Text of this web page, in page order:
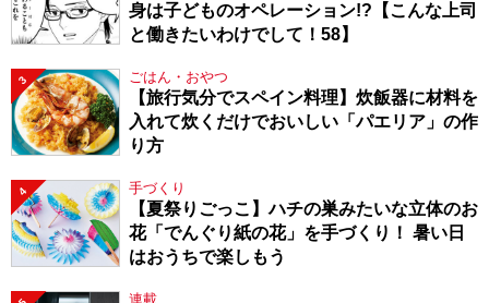
身は子どものオペレーション!?【こんな上司
と働きたいわけでして！58】
3 ごはん・おやつ
【旅行気分でスペイン料理】炊飯器に材料を
入れて炊くだけでおいしい「パエリア」の作
り方
4 手づくり
【夏祭りごっこ】ハチの巣みたいな立体のお
花「でんぐり紙の花」を手づくり！ 暑い日
はおうちで楽しもう
連載